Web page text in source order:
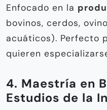
Enfocado en la
bovinos, cerdos,
acuáticos). Perfecto
quieren
4. Maestría en
Estudios de la